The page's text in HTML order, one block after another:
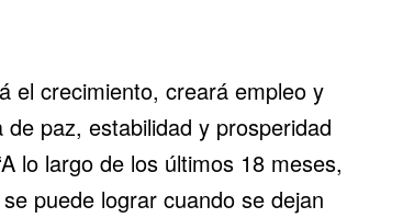
el crecimiento, creará empleo y
paz, estabilidad y prosperidad
lo largo de los últimos 18 meses,
puede lograr cuando se dejan